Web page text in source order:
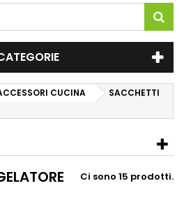
CUCINA
SACCHETTI
Ci sono 15 prodotti.